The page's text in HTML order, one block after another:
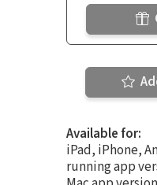
Available for:
iPad, iPhone,
running app